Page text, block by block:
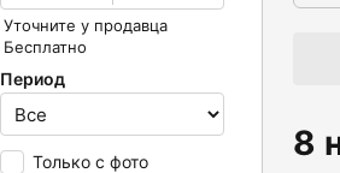
Уточните у продавца
Бесплатно
Период
Только с фото
8